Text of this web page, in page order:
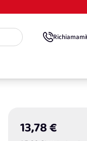
Richiamami
13,78 €